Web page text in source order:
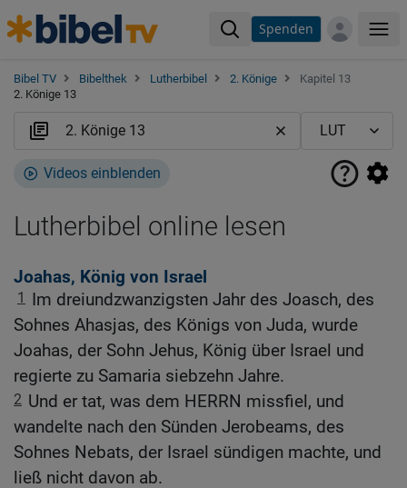
Spenden
Bibel TV Bibelthek Lutherbibel 2. Könige
Kapitel 13
2. Könige 13
Videos einblenden
Lutherbibel online lesen
Joahas, König von Israel
1
Im dreiundzwanzigsten Jahr des Joasch, des
Sohnes Ahasjas, des Königs von Juda, wurde
Joahas, der Sohn Jehus, König über Israel und
regierte zu Samaria siebzehn Jahre.
2 Und er tat, was dem HERRN missfiel, und
wandelte nach den Sünden Jerobeams, des
Sohnes Nebats, der Israel sündigen machte, und
ließ nicht davon ab.